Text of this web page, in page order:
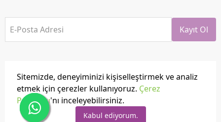
Sitemizde, deneyiminizi kişiselleştirmek ve analiz
etmek için çerezler kullanıyoruz. Çerez
Politikası'nı inceleyebilirsiniz.
Kabul ediyorum.
E-Posta Adresi Kayıt Ol
Tüm hakları saklıdır.
Powered by ikas